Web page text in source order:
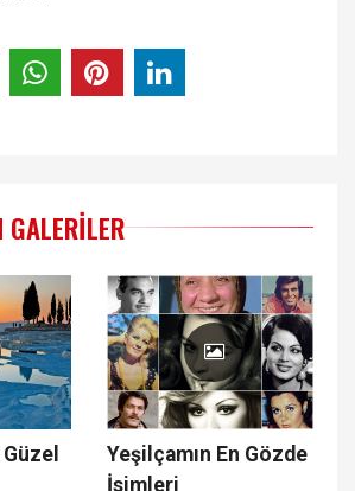
GALERILER
Yeşilçamın En Gözde
İsimleri